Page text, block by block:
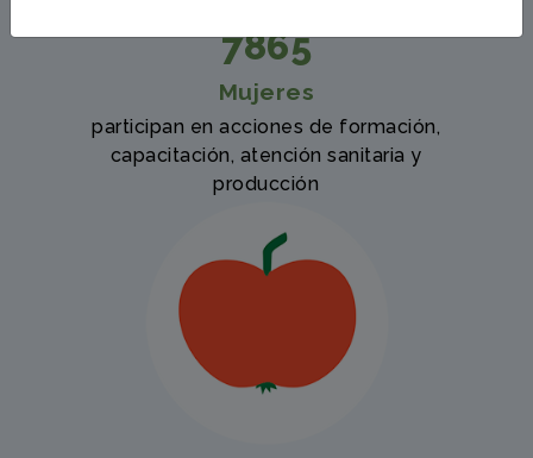
7865
Mujeres
participan en acciones de formación,
capacitación, atención sanitaria y
producción